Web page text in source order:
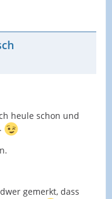
heule schon und
gemerkt, dass